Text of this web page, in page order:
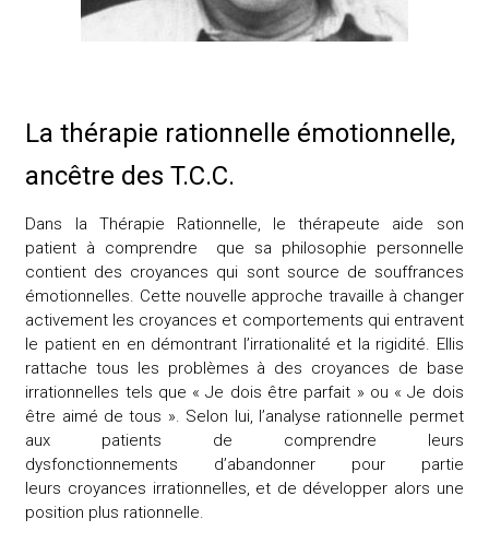
La thérapie rationnelle émotionnelle,
ancêtre des T.C.C.
Dans la Thérapie Rationnelle, le thérapeute aide son
patient à comprendre que sa philosophie personnelle
contient des croyances qui sont source de souffrances
émotionnelles. Cette nouvelle approche travaille à changer
activement les croyances et comportements qui entravent
le patient en en démontrant l’irrationalité et la rigidité. Ellis
rattache tous les problèmes à des croyances de base
irrationnelles tels que « Je dois être parfait » ou « Je dois
être aimé de tous ». Selon lui, l’analyse rationnelle permet
aux patients de comprendre leurs
dysfonctionnements d’abandonner pour partie
leurs croyances irrationnelles, et de développer alors une
position plus rationnelle.